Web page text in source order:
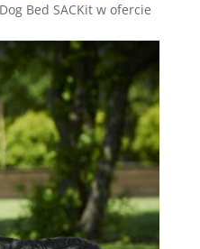
Bed SACKit w ofercie